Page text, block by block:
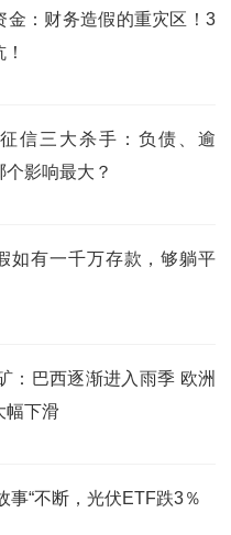
金：财务造假的重灾区！3
征信三大杀手：负债、逾
影响最大？
如有一千万存款，够躺平
：巴西逐渐进入雨季 欧洲
幅下滑
事“不断，光伏ETF跌3％